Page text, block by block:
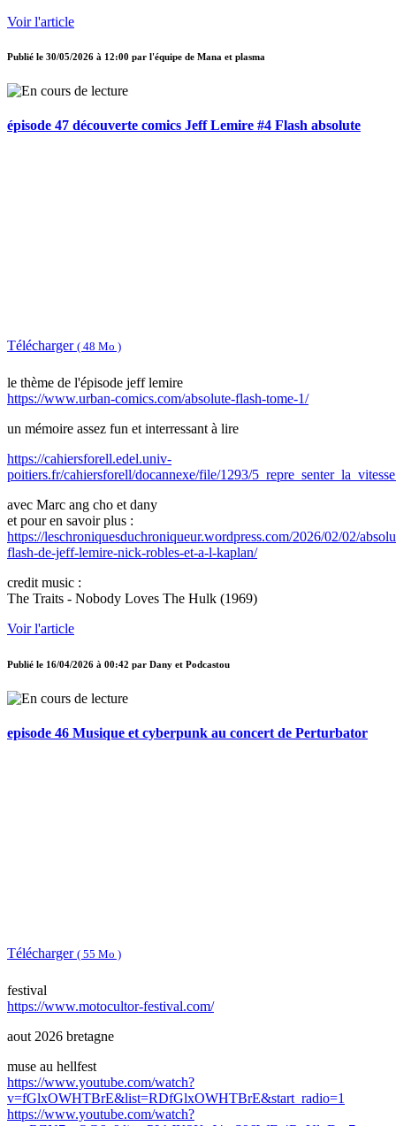
Voir l'article
Publié le 30/05/2026 à 12:00 par l'équipe de Mana et plasma
épisode 47 découverte comics Jeff Lemire #4 Flash absolute
Télécharger ( 48 Mo )
le thème de l'épisode jeff lemire
https://www.urban-comics.com/absolute-flash-tome-1/
un mémoire assez fun et interressant à lire
https://cahiersforell.edel.univ-
poitiers.fr/cahiersforell/docannexe/file/1293/
avec Marc ang cho et dany
et pour en savoir plus :
https://leschroniquesduchroniqueur.wordpress.com/2026/02/02/
flash-de-jeff-lemire-nick-robles-et-a-l-kaplan/
credit music :
The Traits - Nobody Loves The Hulk (1969)
Voir l'article
Publié le 16/04/2026 à 00:42 par Dany et Podcastou
episode 46 Musique et cyberpunk au concert de Perturbator
Télécharger ( 55 Mo )
festival
https://www.motocultor-festival.com/
aout 2026 bretagne
muse au hellfest
https://www.youtube.com/watch?
v=fGlxOWHTBrE&list=RDfGlxOWHTBrE&start_radio=1
https://www.youtube.com/watch?